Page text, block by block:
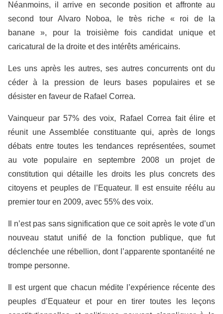
Néanmoins, il arrive en seconde position et affronte au
second tour Alvaro Noboa, le très riche « roi de la
banane », pour la troisième fois candidat unique et
caricatural de la droite et des intérêts américains.
Les uns après les autres, ses autres concurrents ont du
céder à la pression de leurs bases populaires et se
désister en faveur de Rafael Correa.
Vainqueur par 57% des voix, Rafael Correa fait élire et
réunit une Assemblée constituante qui, après de longs
débats entre toutes les tendances représentées, soumet
au vote populaire en septembre 2008 un projet de
constitution qui détaille les droits les plus concrets des
citoyens et peuples de l’Equateur. Il est ensuite réélu au
premier tour en 2009, avec 55% des voix.
Il n’est pas sans signification que ce soit après le vote d’un
nouveau statut unifié de la fonction publique, que fut
déclenchée une rébellion, dont l’apparente spontanéité ne
trompe personne.
Il est urgent que chacun médite l’expérience récente des
peuples d’Equateur et pour en tirer toutes les leçons